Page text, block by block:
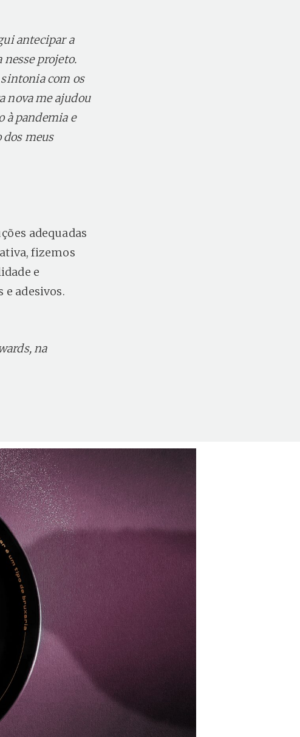
antecipar a
nesse projeto.
com os
nova me ajudou
à pandemia e
dos meus
adequadas
fizemos
e
e adesivos.
na